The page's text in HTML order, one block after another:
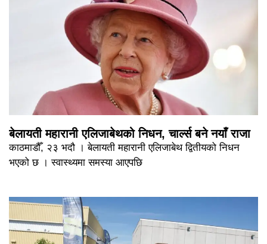
बेलायती महारानी एलिजाबेथको निधन, चार्ल्स बने नयाँ राजा
काठमाडौँ, २३ भदौ । बेलायती महारानी एलिजाबेथ द्वितीयको निधन
भएको छ । स्वास्थ्यमा समस्या आएपछि